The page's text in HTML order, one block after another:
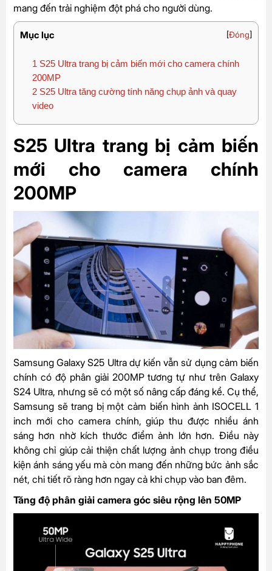
mang đến trải nghiệm đột phá cho người dùng.
Mục lục [Đóng]
1 S25 Ultra trang bị cảm biến mới cho camera chính
200MP
2 S25 Ultra tăng cường tính năng chụp ảnh và quay
video
S25 Ultra trang bị cảm biến
mới cho camera chính
200MP
Samsung Galaxy S25 Ultra dự kiến vẫn sử dụng cảm biến
chính có độ phân giải 200MP tương tự như trên Galaxy
S24 Ultra, nhưng sẽ có một số nâng cấp đáng kể. Cụ thể,
Samsung sẽ trang bị một cảm biến hình ảnh ISOCELL 1
inch mới cho camera chính, giúp thu được nhiều ánh
sáng hơn nhờ kích thước điểm ảnh lớn hơn. Điều này
không chỉ giúp cải thiện chất lượng ảnh chụp trong điều
kiện ánh sáng yếu mà còn mang đến những bức ảnh sắc
nét, chi tiết rõ ràng hơn ngay cả khi chụp vào ban đêm.
Tăng độ phân giải camera góc siêu rộng lên 50MP